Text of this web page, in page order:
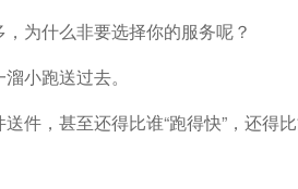
为什么非要选择你的服务呢？
小跑送过去。
件，甚至还得比谁“跑得快”，还得